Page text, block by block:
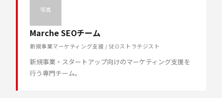
写真
Marche SEOチーム
新規事業マーケティング支援 / SEOストラテジスト
新規事業・スタートアップ向けのマーケティング支援を
行う専門チーム。